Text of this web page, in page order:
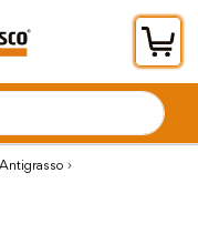
Antigrasso